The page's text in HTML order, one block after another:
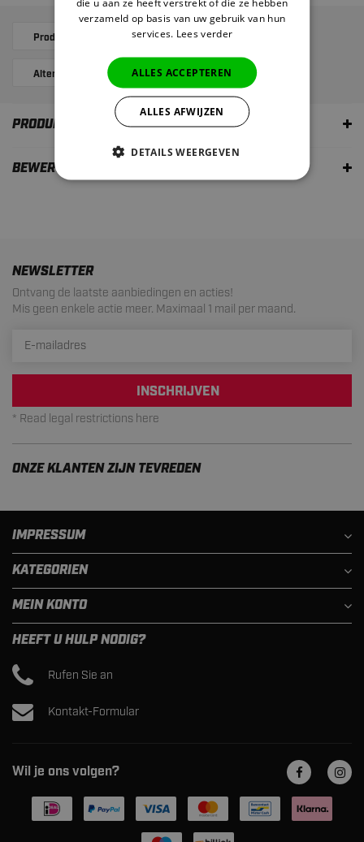
Produktbeschreibung Ergänzende Produkte
Alternatives Bewertungen
PRODUKTBESCHREIBUNG
BEWERTUNGEN
NEWSLETTER
Ontvang de laatste aanbiedingen en acties!
Mis geen enkele actie meer. Maximaal 1 mail per maand.
INSCHRIJVEN
* Read legal restrictions here
ONZE KLANTEN ZIJN TEVREDEN
IMPRESSUM
KATEGORIEN
MEIN KONTO
HEEFT U HULP NODIG?
Rufen Sie an
Kontakt-Formular
Wil je ons volgen?
verzameld op basis van uw gebruik van hun
services. Lees verder
ALLES ACCEPTEREN
ALLES AFWIJZEN
DETAILS WEERGEVEN